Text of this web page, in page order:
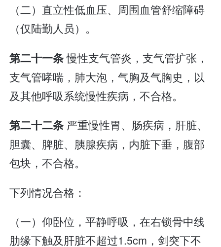
（二）直立性低血压、周围血管舒缩障碍
（仅陆勤人员）。
第二十一条慢性支气管炎，支气管扩张，
支气管哮喘，肺大泡，气胸及气胸史，以
及其他呼吸系统慢性疾病，不合格。
第二十二条 严重慢性胃、肠疾病，肝脏、
胆囊、脾脏、胰腺疾病，内脏下垂，腹部
包块，不合格。
下列情况合格：
（一）仰卧位，平静呼吸，在右锁骨中线
肋缘下触及肝脏不超过1.5cm，剑突下不